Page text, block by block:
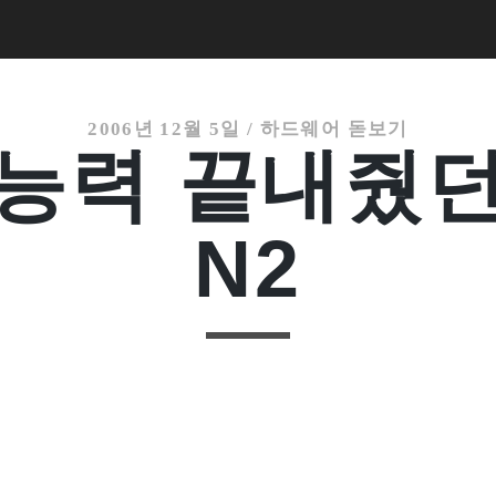
2006년 12월 5일 / 하드웨어 돋보기
력 끝내줬
N2